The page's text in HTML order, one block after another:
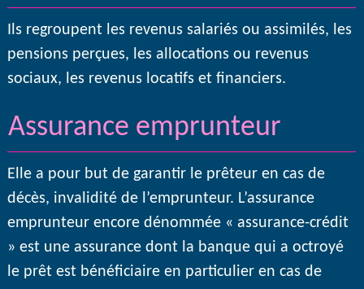
Ils regroupent les revenus salariés ou assimilés, les
pensions perçues, les allocations ou revenus
sociaux, les revenus locatifs et financiers.
Assurance emprunteur
Elle a pour but de garantir le prêteur en cas de
décès, invalidité de l’emprunteur. L’assurance
emprunteur encore dénommée « assurance-crédit
» est une assurance dont la banque qui a octroyé
le prêt est bénéficiaire en particulier en cas de